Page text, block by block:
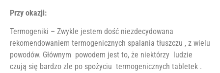
Przy okazji:
Termogeniki – Zwykle jestem dość niezdecydowana
rekomendowaniem termogenicznych spalania tłuszczu , z wielu
powodów. Głównym powodem jest to, że niektórzy ludzie
czują się bardzo zle po spożyciu termogenicznych tabletek .